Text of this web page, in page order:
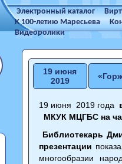
Электронный каталог
К 100-летию Маресьева
Видеоролики
19 июня
2019
19 июня 2019 года
МКУК МЦГБС на
Библиотекарь
презентации
многообразии